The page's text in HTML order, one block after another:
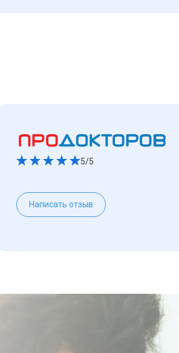
5/5
Написать отзыв